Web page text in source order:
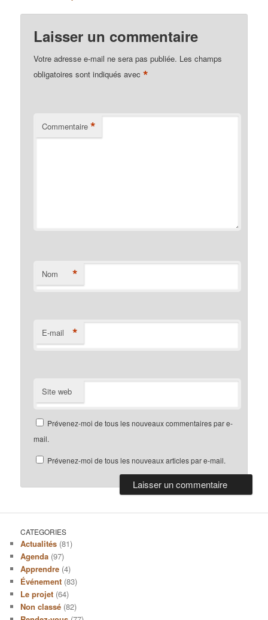
Laisser un commentaire
Votre adresse e-mail ne sera pas publiée. Les champs
obligatoires sont indiqués avec*
Commentaire *
Nom *
E-mail *
Site web
Prévenez-moi de tous les nouveaux commentaires par e-
mail.
Prévenez-moi de tous les nouveaux articles par e-mail.
CATEGORIES
Actualités (81)
Agenda (97)
Apprendre (4)
Événement (83)
Le projet (64)
Non classé (82)